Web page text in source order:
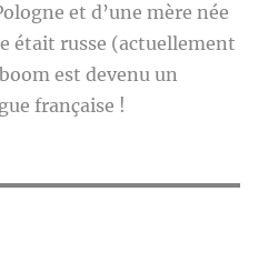
et d’une mère née
était russe (actuellement
est devenu un
française !